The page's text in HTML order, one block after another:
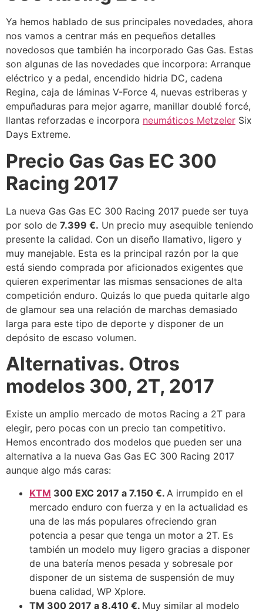
Ya hemos hablado de sus principales novedades, ahora
nos vamos a centrar más en pequeños detalles
novedosos que también ha incorporado Gas Gas. Estas
son algunas de las novedades que incorpora: Arranque
eléctrico y a pedal, encendido hidria DC, cadena
Regina, caja de láminas V-Force 4, nuevas estriberas y
empuñaduras para mejor agarre, manillar doublé forcé,
llantas reforzadas e incorpora neumáticos Metzeler Six
Days Extreme.
Precio Gas Gas EC 300
Racing 2017
La nueva Gas Gas EC 300 Racing 2017 puede ser tuya
por solo de 7.399 €. Un precio muy asequible teniendo
presente la calidad. Con un diseño llamativo, ligero y
muy manejable. Esta es la principal razón por la que
está siendo comprada por aficionados exigentes que
quieren experimentar las mismas sensaciones de alta
competición enduro. Quizás lo que pueda quitarle algo
de glamour sea una relación de marchas demasiado
larga para este tipo de deporte y disponer de un
depósito de escaso volumen.
Alternativas. Otros
modelos 300, 2T, 2017
Existe un amplio mercado de motos Racing a 2T para
elegir, pero pocas con un precio tan competitivo.
Hemos encontrado dos modelos que pueden ser una
alternativa a la nueva Gas Gas EC 300 Racing 2017
aunque algo más caras:
KTM 300 EXC 2017 a 7.150 €. A irrumpido en el
mercado enduro con fuerza y en la actualidad es
una de las más populares ofreciendo gran
potencia a pesar que tenga un motor a 2T. Es
también un modelo muy ligero gracias a disponer
de una batería menos pesada y sobresale por
disponer de un sistema de suspensión de muy
buena calidad, WP Xplore.
TM 300 2017 a 8.410 €. Muy similar al modelo